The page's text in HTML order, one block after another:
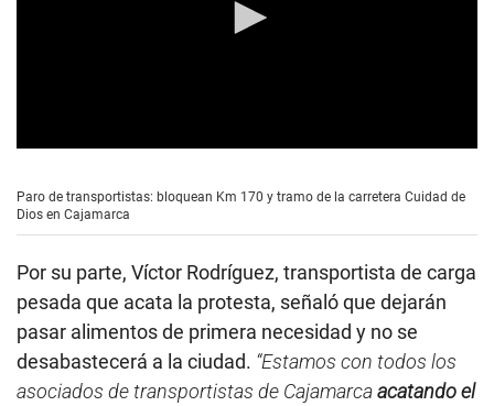
e
c
d
s
o
f
0
s
e
c
o
Paro de transportistas: bloquean Km 170 y tramo de la carretera Cuidad de
Dios en Cajamarca
Por su parte, Víctor Rodríguez, transportista de carga
pesada que acata la protesta, señaló que dejarán
pasar alimentos de primera necesidad y no se
desabastecerá a la ciudad. “Estamos con todos los
asociados de transportistas de Cajamarcaacatando el